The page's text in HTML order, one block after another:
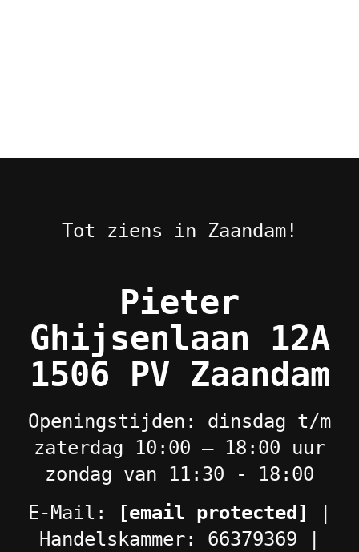
Tot ziens in Zaandam!
Pieter
Ghijsenlaan 12A
1506 PV Zaandam
Openingstijden: dinsdag t/m
zaterdag 10:00 – 18:00 uur
zondag van 11:30 - 18:00
E-Mail:
[email protected]
Handelskammer: 66379369 |